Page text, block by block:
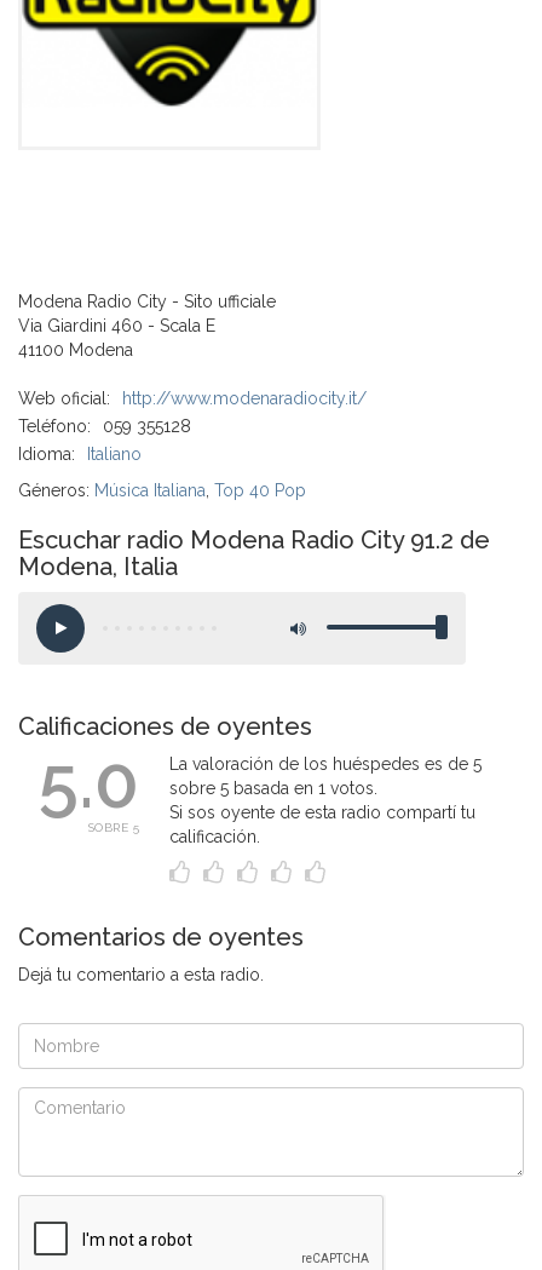
Modena Radio City - Sito ufficiale
Via Giardini 460 - Scala E
41100 Modena
Web oficial:
http://www.modenaradiocity.it/
Teléfono:
059 355128
Idioma:
Italiano
Géneros: Música Italiana Top 40 Pop
Escuchar radio Modena Radio City 91.2 de
Modena, Italia
Calificaciones de oyentes
5.0
SOBRE 5
La valoración de los huéspedes es de 5
sobre 5 basada en 1 votos.
Si sos oyente de esta radio compartí tu
calificación.
Comentarios de oyentes
Dejá tu comentario a esta radio.